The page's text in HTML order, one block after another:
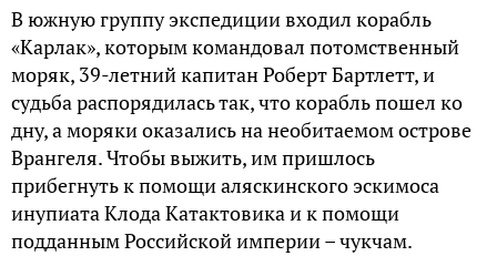
В южную группу экспедиции входил корабль
«Карлак», которым командовал потомственный
моряк, 39-летний капитан Роберт Бартлетт, и
судьба распорядилась так, что корабль пошел ко
дну, а моряки оказались на необитаемом острове
Врангеля. Чтобы выжить, им пришлось
прибегнуть к помощи аляскинского эскимоса
инупиата Клода Катактовика и к помощи
подданным Российской империи – чукчам.